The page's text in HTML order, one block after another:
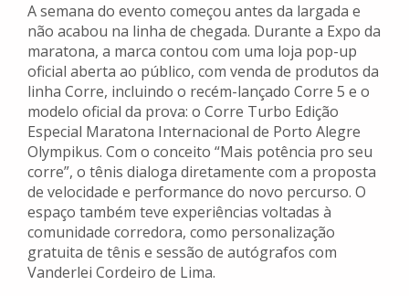
A semana do evento começou antes da largada e
não acabou na linha de chegada. Durante a Expo da
maratona, a marca contou com uma loja pop-up
oficial aberta ao público, com venda de produtos da
linha Corre, incluindo o recém-lançado Corre 5 e o
modelo oficial da prova: o Corre Turbo Edição
Especial Maratona Internacional de Porto Alegre
Olympikus. Com o conceito “Mais potência pro seu
corre”, o tênis dialoga diretamente com a proposta
de velocidade e performance do novo percurso. O
espaço também teve experiências voltadas à
comunidade corredora, como personalização
gratuita de tênis e sessão de autógrafos com
Vanderlei Cordeiro de Lima.